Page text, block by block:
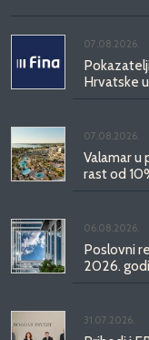
07.08.2026.
Hrvatske
07.08.2026.
Valamar u
rast od
06.08.2026.
Poslovni
2026.
31.07.2026.